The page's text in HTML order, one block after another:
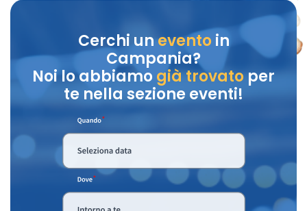
Cerchi unevento in
Campania?
Noi lo abbiamo già trovatoper
te nella sezione eventi!